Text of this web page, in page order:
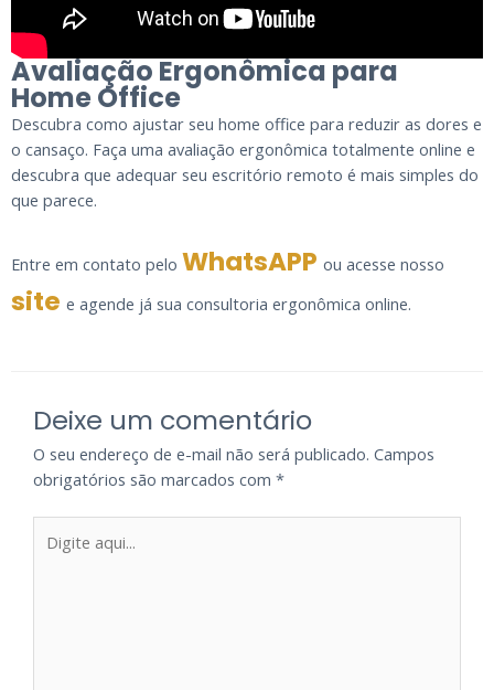
Avaliação Ergonômica para
Home Office
Descubra como ajustar seu home office para reduzir as dores e
o cansaço. Faça uma avaliação ergonômica totalmente online e
descubra que adequar seu escritório remoto é mais simples do
que parece.
Entre em contato pelo WhatsAPP ou acesse nosso
site e agende já sua consultoria ergonômica online.
Deixe um comentário
O seu endereço de e-mail não será publicado. Campos
obrigatórios são marcados com *